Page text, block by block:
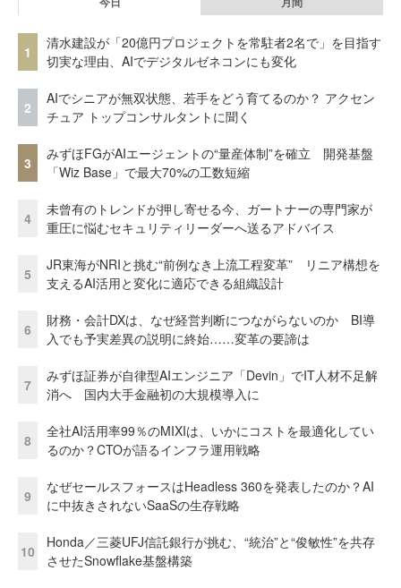
1
清水建設が「20億円プロジェクトを常駐者2名で」を目指す
切実な理由、AIでデジタルゼネコンにも変化
2
AIでシニアが無双状態、若手をどう育てるのか？ アクセン
チュア トップコンサルタントに聞く
3
みずほFGがAIエージェントの“量産体制”を確立 開発基盤
「Wiz Base」で最大70%の工数短縮
4
未曾有のトレンドが押し寄せる今、ガートナーの専門家が
重圧に悩むセキュリティリーダーへ送るアドバイス
5
JR東海がNRIと挑む“前例なき上流工程変革” リニア構想を
支えるAI活用と変化に適応できる組織設計
6
財務・会計DXは、なぜ経営判断につながらないのか BI導
入でも予実差異の説明に終始……変革の要諦は
7
みずほ証券が自律型AIエンジニア「Devin」でIT人材不足解
消へ 国内大手金融初の大規模導入に
8
全社AI活用率99％のMIXIは、いかにコストを最適化してい
るのか？CTOが語るインフラ運用戦略
9
なぜセールスフォースはHeadless 360を発表したのか？AI
に中抜きされないSaaSの生存戦略
10
Honda／三菱UFJ信託銀行が挑む、“統治”と“俊敏性”を共存
させたSnowflake基盤構築